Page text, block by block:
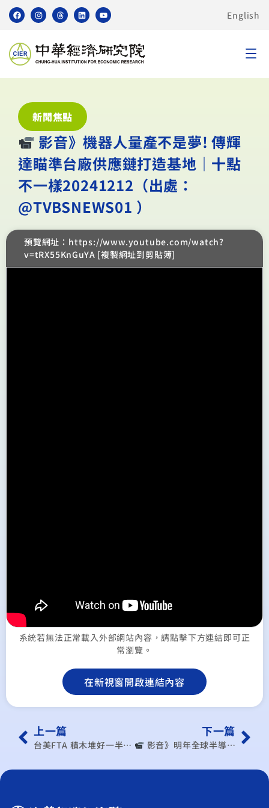
English
新聞焦點
︎ 影音》機器人量產不是夢! 傳輝
達瞄準台廠供應鏈打造基地｜十點
不一樣20241212（出處：‪
@TVBSNEWS01‬ ）
預覽網址：https://www.youtube.com/watch?
v=tRX55KnGuYA [複製網址到剪貼簿]
系統若無法正常載入外部網站內容，請點擊下方連結即可正
常瀏覽。
在新視窗開啟連結內容
上一篇
台美FTA 積木堆好一半？學者悲觀「川普加稅都來不及了」
下一篇
︎ 影音》明年全球半導體市場估成長15% 川普政策是否影響台積電引關注｜20241212 （出處：公視晚間新聞）